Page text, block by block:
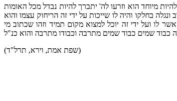
מיוחד הוא וזרעו לה' יתברך להיות נבדל מכל האומות
בחלקו והיה לו שייכות על ידי זה הריחוק עצמו והוא
לו ועל ידי זה יוכל למצוא מקום תמיד וזהו שכתוב מי
(שפת אמת, וירא, תרל"ד)